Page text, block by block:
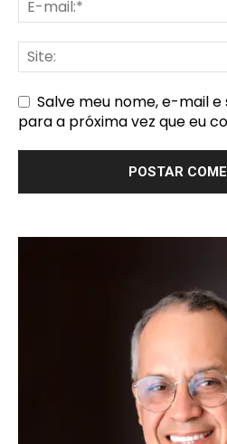
Salve meu nome, e-mail
para a próxima vez que eu